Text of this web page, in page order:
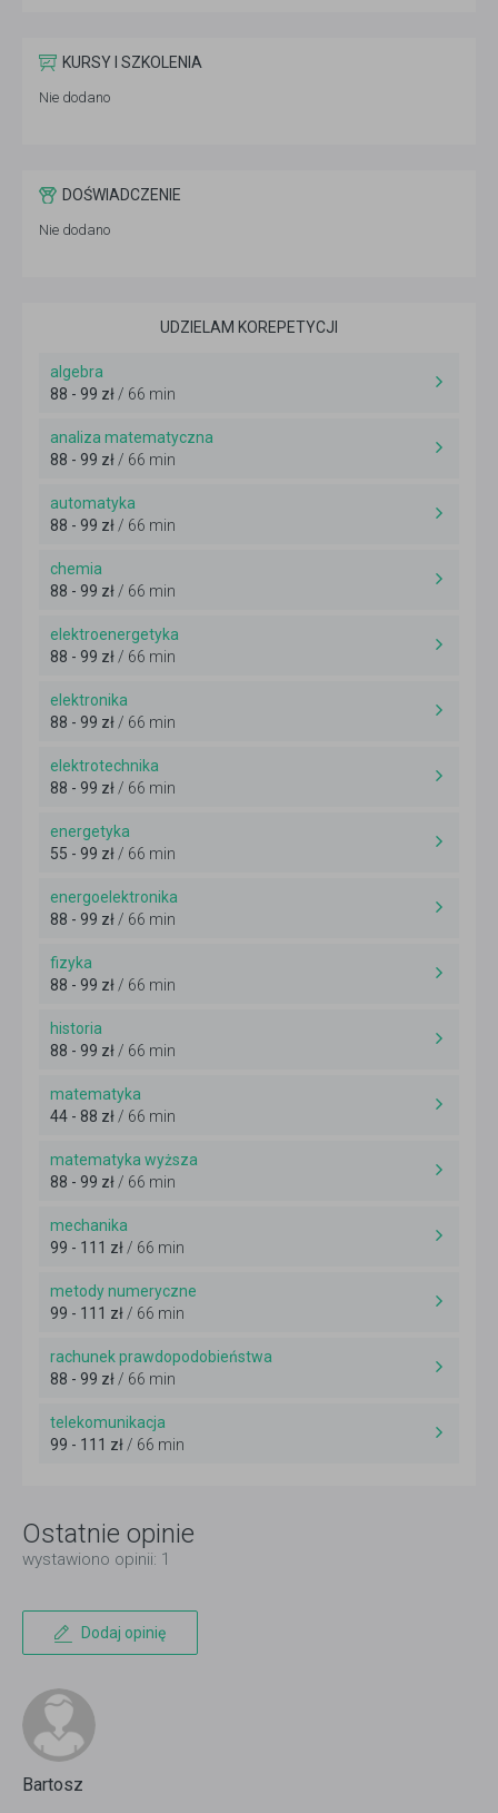
KURSY I SZKOLENIA
Nie dodano
DOŚWIADCZENIE
Nie dodano
UDZIELAM KOREPETYCJI
algebra
88 - 99 zł / 66 min
analiza matematyczna
88 - 99 zł / 66 min
automatyka
88 - 99 zł / 66 min
chemia
88 - 99 zł / 66 min
elektroenergetyka
88 - 99 zł / 66 min
elektronika
88 - 99 zł / 66 min
elektrotechnika
88 - 99 zł / 66 min
energetyka
55 - 99 zł / 66 min
energoelektronika
88 - 99 zł / 66 min
fizyka
88 - 99 zł / 66 min
historia
88 - 99 zł / 66 min
matematyka
44 - 88 zł / 66 min
matematyka wyższa
88 - 99 zł / 66 min
mechanika
99 - 111 zł / 66 min
metody numeryczne
99 - 111 zł / 66 min
rachunek prawdopodobieństwa
88 - 99 zł / 66 min
telekomunikacja
99 - 111 zł / 66 min
Ostatnie opinie
wystawiono opinii: 1
Dodaj opinię
Bartosz